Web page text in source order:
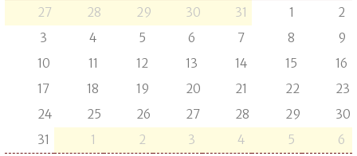
27 28 29 30 31 1
2
3
4 5 6 7 8
9
10
11 12 13 14 15
16
17
18 19 20 21 22
23
24
25 26 27 28 29
30
31
1 2 3 4 5 6